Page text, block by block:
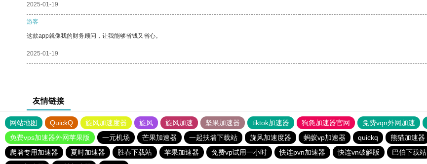
2025-01-19
游客
这款app就像我的财务顾问，让我能够省钱又省心。
2025-01-19
友情链接
网站地图 QuickQ 旋风加速度器 旋风 旋风加速 坚果加速器 tiktok加速器 狗急加速器官网 免费vqn外网加速
免费vps加速器外网苹果版
一元机场 芒果加速器 一起扶墙下载站 旋风加速度器 蚂蚁vp加速器 quickq 熊猫加速器
爬墙专用加速器
夏时加速器 胜春下载站 苹果加速器 免费vp试用一小时 快连pvn加速器 快连vn破解版 巴伯下载站